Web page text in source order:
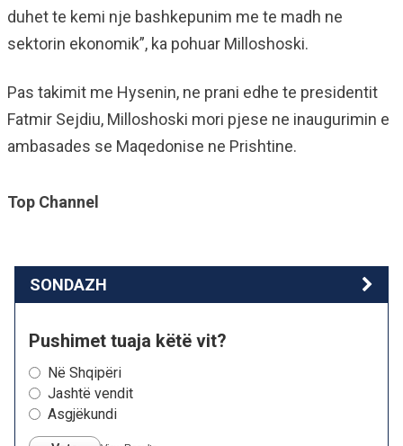
duhet te kemi nje bashkepunim me te madh ne
sektorin ekonomik”, ka pohuar Milloshoski.
Pas takimit me Hysenin, ne prani edhe te presidentit
Fatmir Sejdiu, Milloshoski mori pjese ne inaugurimin e
ambasades se Maqedonise ne Prishtine.
Top Channel
SONDAZH
Pushimet tuaja këtë vit?
Në Shqipëri
Jashtë vendit
Asgjëkundi